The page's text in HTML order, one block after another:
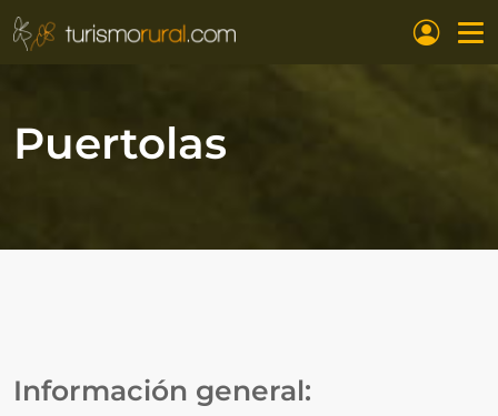
Pasar al contenido principal
Puertolas
Información general: